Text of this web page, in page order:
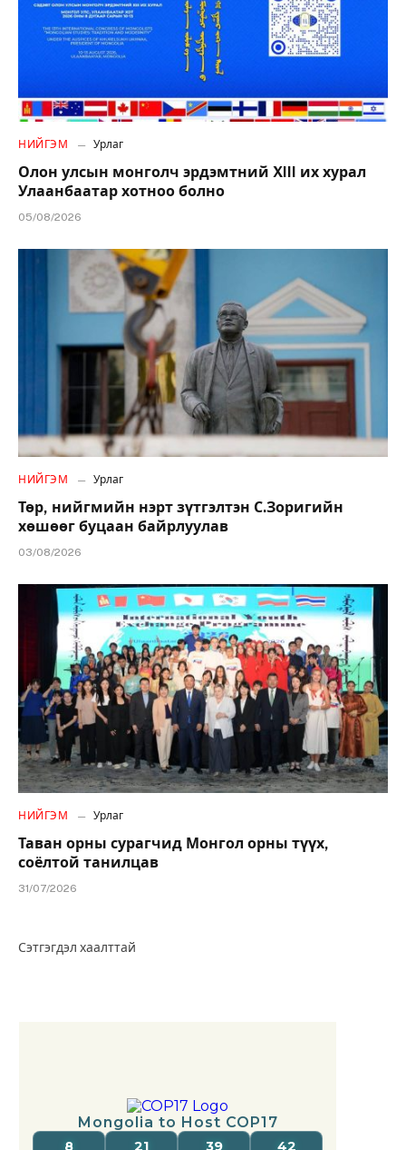
НИЙГЭМ Урлаг
Олон улсын монголч эрдэмтний XIII их хурал
Улаанбаатар хотноо болно
05/08/2026
НИЙГЭМ Урлаг
Төр, нийгмийн нэрт зүтгэлтэн С.Зоригийн
хөшөөг буцаан байрлуулав
03/08/2026
НИЙГЭМ Урлаг
Таван орны сурагчид Монгол орны түүх,
соёлтой танилцав
31/07/2026
Сэтгэгдэл хаалттай